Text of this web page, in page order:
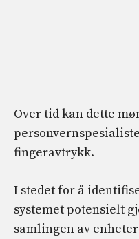
Over tid kan dette
fingeravtrykk.
I stedet for å
systemet potensielt
samlingen av